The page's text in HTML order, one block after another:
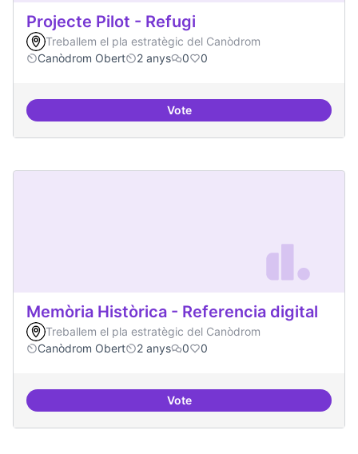
Projecte Pilot - Refugi
Treballem el pla estratègic del Canòdrom
Canòdrom Obert
2 anys 0 0
VoteProjecte Pilot - Refugi
Memòria Històrica - Referencia digital
Treballem el pla estratègic del Canòdrom
Canòdrom Obert
2 anys 0 0
VoteMemòria Històrica - Referencia